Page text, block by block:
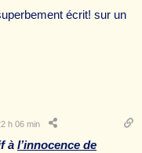
écrit! sur un
h 06 min
à l’innocence de